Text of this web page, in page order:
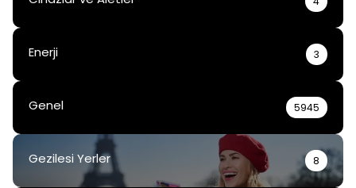
Enerji 3
Genel 5945
Gezilesi Yerler 8